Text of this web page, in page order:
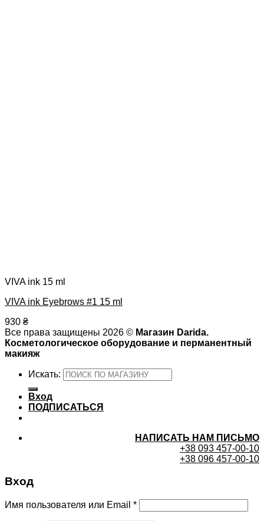
VIVA ink 15 ml
VIVA ink Eyebrows #1 15 ml
930 ₴
Все права защищены 2026 © Магазин Darida.
Косметологическое оборудование и перманентный
макияж
Искать:
Вход
ПОДПИСАТЬСЯ
НАПИСАТЬ НАМ ПИСЬМО
+38 093 457-00-10
+38 096 457-00-10
Вход
Имя пользователя или Email *